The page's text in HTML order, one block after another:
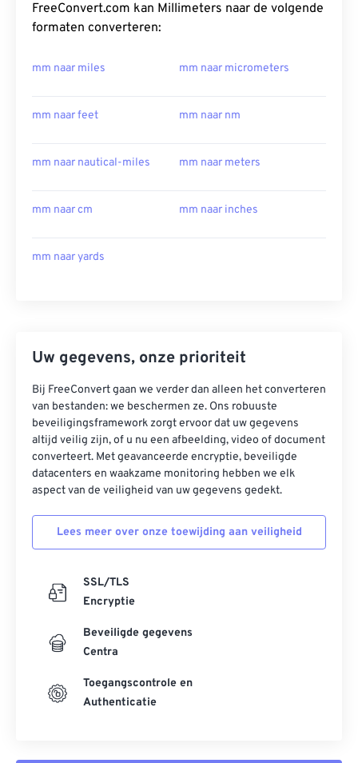
FreeConvert.com kan Millimeters naar de volgende
formaten converteren:
mm naar miles mm naar micrometers
mm naar feet mm naar nm
mm naar nautical-miles mm naar meters
mm naar cm mm naar inches
mm naar yards
Uw gegevens, onze prioriteit
Bij FreeConvert gaan we verder dan alleen het converteren
van bestanden: we beschermen ze. Ons robuuste
beveiligingsframework zorgt ervoor dat uw gegevens
altijd veilig zijn, of u nu een afbeelding, video of document
converteert. Met geavanceerde encryptie, beveiligde
datacenters en waakzame monitoring hebben we elk
aspect van de veiligheid van uw gegevens gedekt.
Lees meer over onze toewijding aan veiligheid
SSL/TLS
Encryptie
Beveiligde gegevens
Centra
Toegangscontrole en
Authenticatie